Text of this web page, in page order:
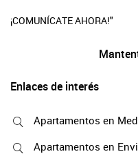
¡COMUNÍCATE AHORA!"
Enlaces de interés
Apartamentos en
Apartamentos en